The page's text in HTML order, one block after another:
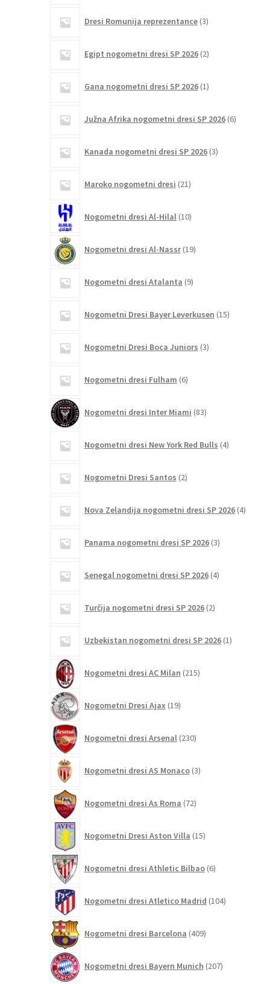
Dresi Romunija reprezentance 3izdelki
Egipt nogometni dresi SP 2026 2izdelka
Gana nogometni dresi SP 2026 1izdelek
Južna Afrika nogometni dresi SP 2026 6izdelkov
Kanada nogometni dresi SP 2026 3izdelki
Maroko nogometni dresi 21izdelkov
Nogometni dresi Al-Hilal 10izdelkov
Nogometni dresi Al-Nassr 19izdelkov
Nogometni dresi Atalanta 9izdelkov
Nogometni Dresi Bayer Leverkusen 15izdelkov
Nogometni Dresi Boca Juniors 3izdelki
Nogometni dresi Fulham 6izdelkov
Nogometni dresi Inter Miami 83izdelkov
Nogometni dresi New York Red Bulls 4izdelki
Nogometni Dresi Santos 2izdelka
Nova Zelandija nogometni dresi SP 2026 4izdelki
Panama nogometni dresi SP 2026 3izdelki
Senegal nogometni dresi SP 2026 4izdelki
Turčija nogometni dresi SP 2026 2izdelka
Uzbekistan nogometni dresi SP 2026 1izdelek
Nogometni dresi AC Milan 215izdelkov
Nogometni Dresi Ajax 19izdelkov
Nogometni dresi Arsenal 230izdelkov
Nogometni dresi AS Monaco 3izdelki
Nogometni dresi As Roma 72izdelkov
Nogometni Dresi Aston Villa 15izdelkov
Nogometni dresi Athletic Bilbao 6izdelkov
Nogometni dresi Atletico Madrid 104izdelki
Nogometni dresi Barcelona 409izdelkov
Nogometni dresi Bayern Munich 207izdelkov